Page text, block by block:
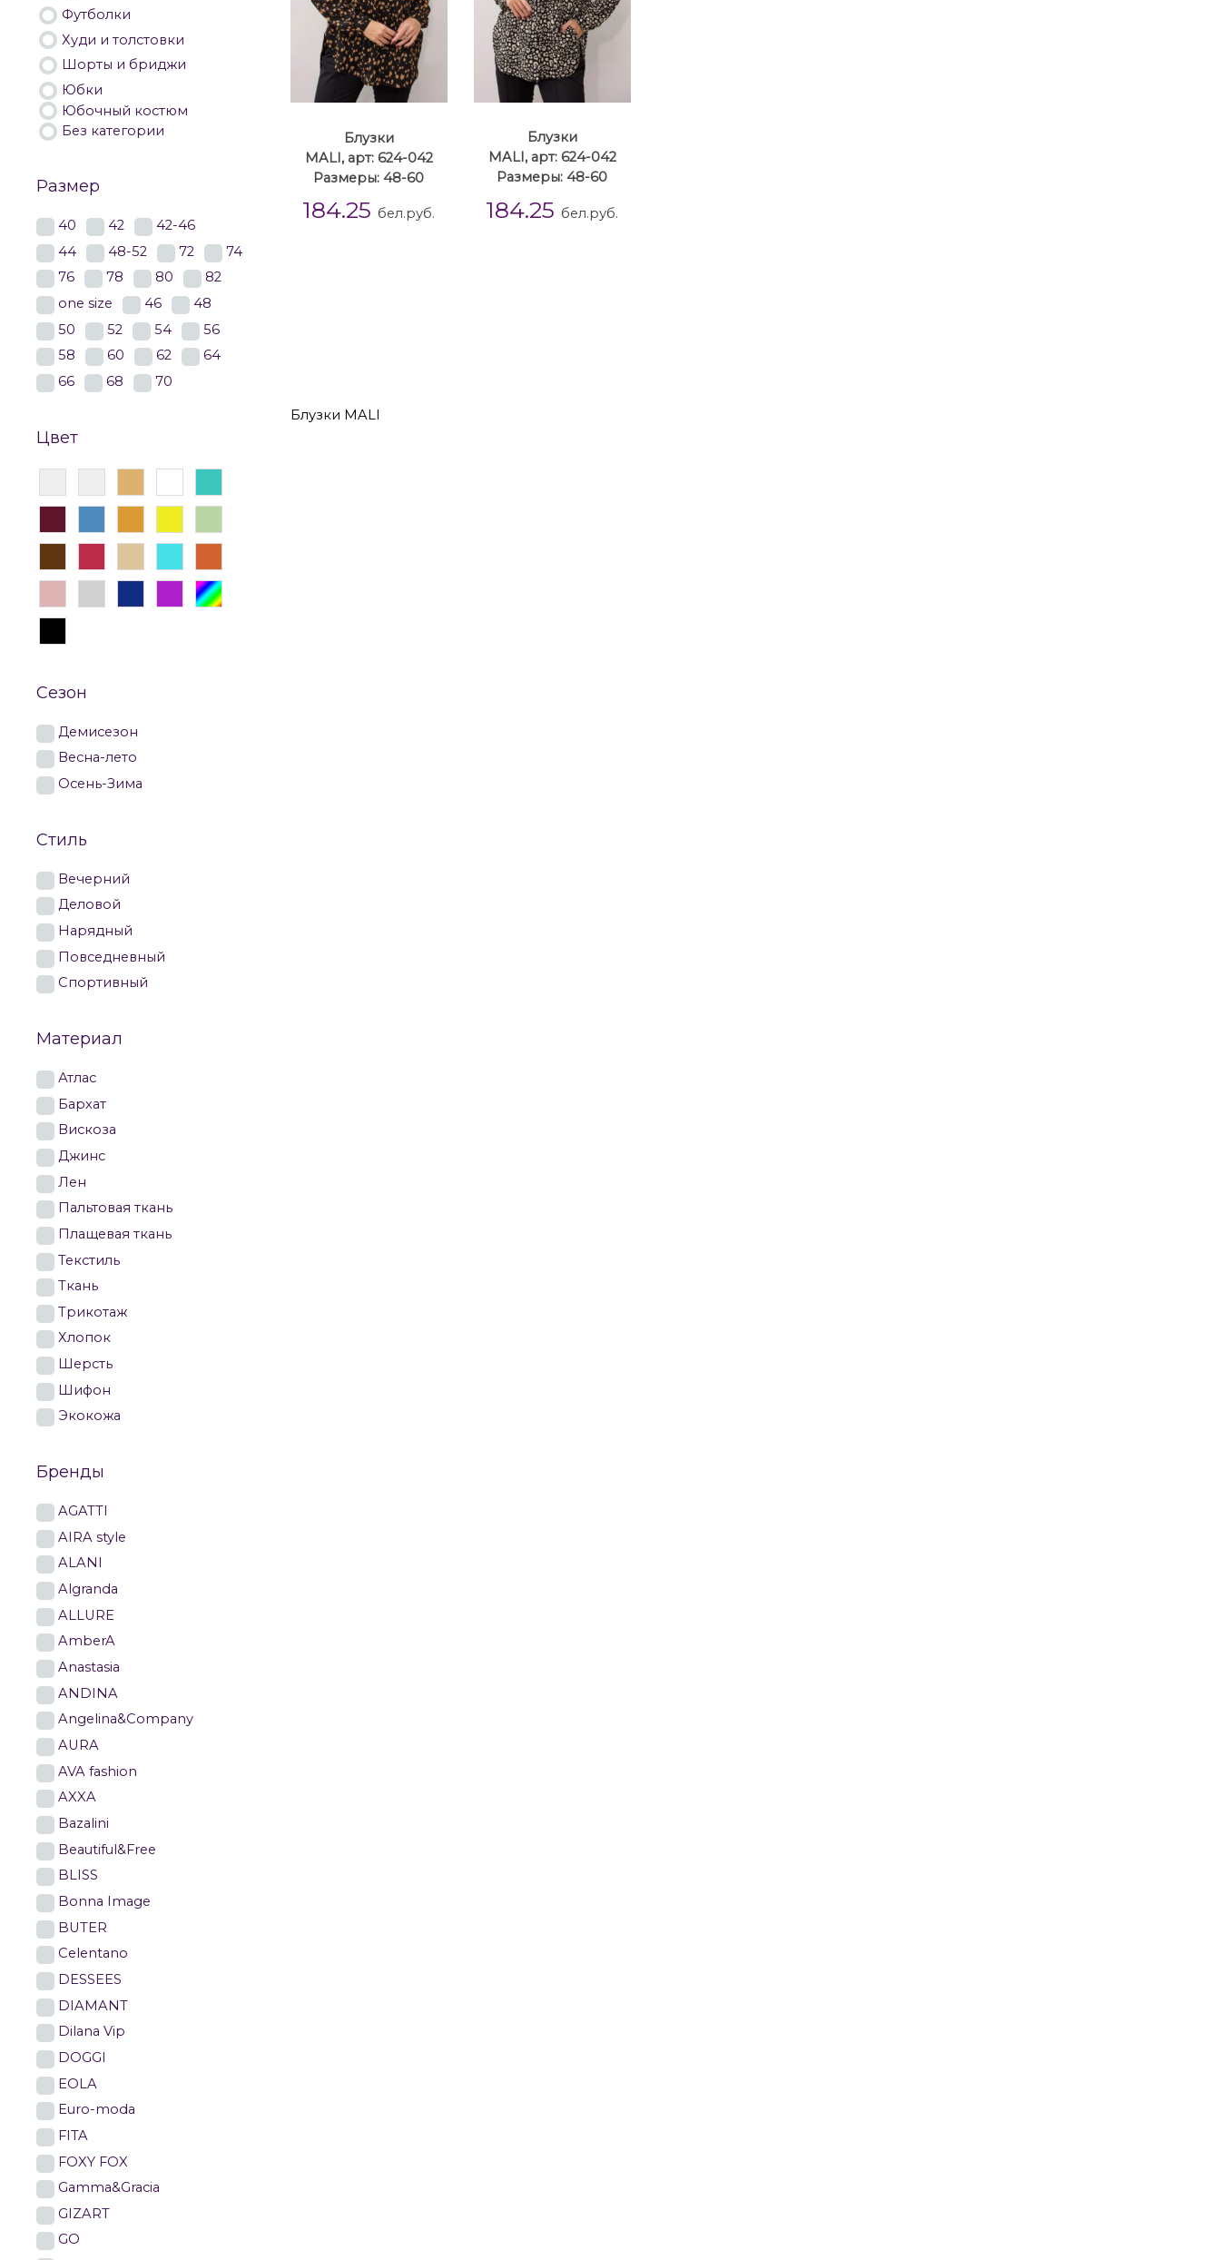
Блузки
MALI, арт: 624-042
Размеры: 48-60
184.25 бел.руб.
Блузки
MALI, арт: 624-042
Размеры: 48-60
184.25 бел.руб.
Блузки MALI
Футболки
Худи и толстовки
Шорты и бриджи
Юбки
Юбочный костюм
Без категории
Размер
40 42
42-46
44
48-52 72
74
76
78 80
82
one size
46
48
50
52 54
56
58
60 62
64
66
68 70
Цвет
Сезон
Демисезон
Весна-лето
Осень-Зима
Стиль
Вечерний
Деловой
Нарядный
Повседневный
Спортивный
Материал
Атлас
Бархат
Вискоза
Джинс
Лен
Пальтовая ткань
Плащевая ткань
Текстиль
Ткань
Трикотаж
Хлопок
Шерсть
Шифон
Экокожа
Бренды
AGATTI
AIRA style
ALANI
Algranda
ALLURE
AmberA
Anastasia
ANDINA
Angelina&Company
AURA
AVA fashion
AXXA
Bazalini
Beautiful&Free
BLISS
Bonna Image
BUTER
Celentano
DESSEES
DIAMANT
Dilana Vip
DOGGI
EOLA
Euro-moda
FITA
FOXY FOX
Gamma&Gracia
GIZART
GO